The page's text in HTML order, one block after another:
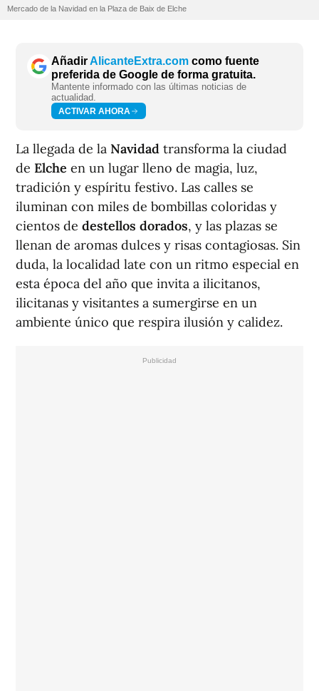
Mercado de la Navidad en la Plaza de Baix de Elche
AñadirAlicanteExtra.com como fuente
preferida de Google de forma gratuita.
Mantente informado con las últimas noticias de
actualidad.
ACTIVAR AHORA
La llegada de la Navidad transforma la ciudad
de Elche en un lugar lleno de magia, luz,
tradición y espíritu festivo. Las calles se
iluminan con miles de bombillas coloridas y
cientos de destellos dorados, y las plazas se
llenan de aromas dulces y risas contagiosas. Sin
duda, la localidad late con un ritmo especial en
esta época del año que invita a ilicitanos,
ilicitanas y visitantes a sumergirse en un
ambiente único que respira ilusión y calidez.